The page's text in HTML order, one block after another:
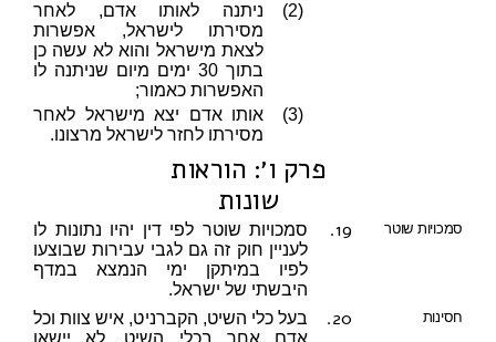
(2)
ניתנה לאותו אדם, לאחר
מסירתו לישראל, אפשרות
לצאת מישראל והוא לא עשה כן
בתוך 30 ימים מיום שניתנה לו
האפשרות כאמור;
(3)
אותו אדם יצא מישראל לאחר
מסירתו לחזר לישראל מרצונו.
פרק ו׳: הוראות
שונות
19. סמכויות שוטר
סמכויות שוטר לפי דין יהיו נתונות לו
לעניין חוק זה גם לגבי עבירות שבוצעו
לפיו במיתקן ימי הנמצא במדף
היבשתי של ישראל.
20. חסינות
בעל כלי השיט, הקברניט, איש צוות וכל
אדם אחר בכלי השיט, לא יישאו